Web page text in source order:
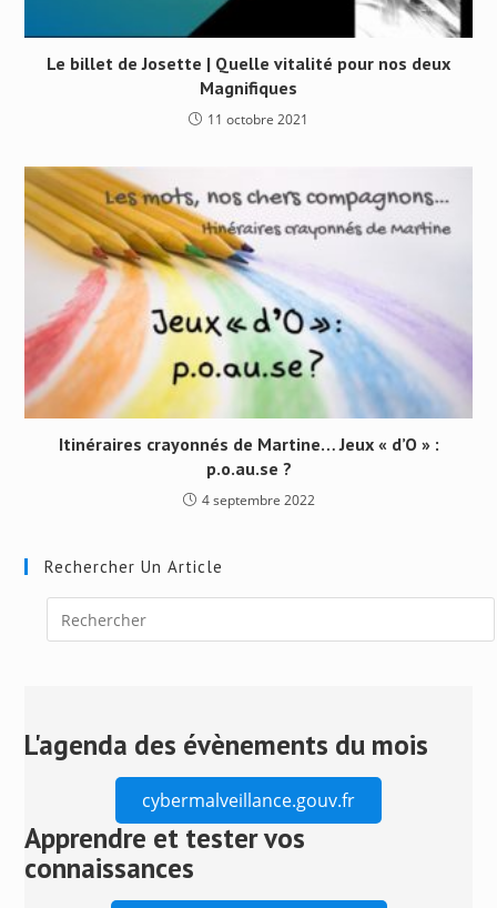
Le billet de Josette | Quelle vitalité pour nos deux
Magnifiques
11 octobre 2021
Itinéraires crayonnés de Martine… Jeux « d’O » :
p.o.au.se ?
4 septembre 2022
Rechercher Un Article
close
L'agenda des évènements du mois
cybermalveillance.gouv.fr
Apprendre et tester vos
connaissances